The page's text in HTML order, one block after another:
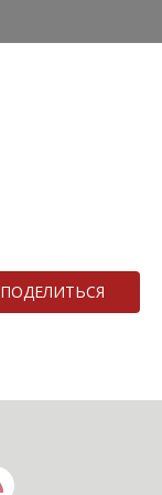
ПОДЕЛИТЬСЯ